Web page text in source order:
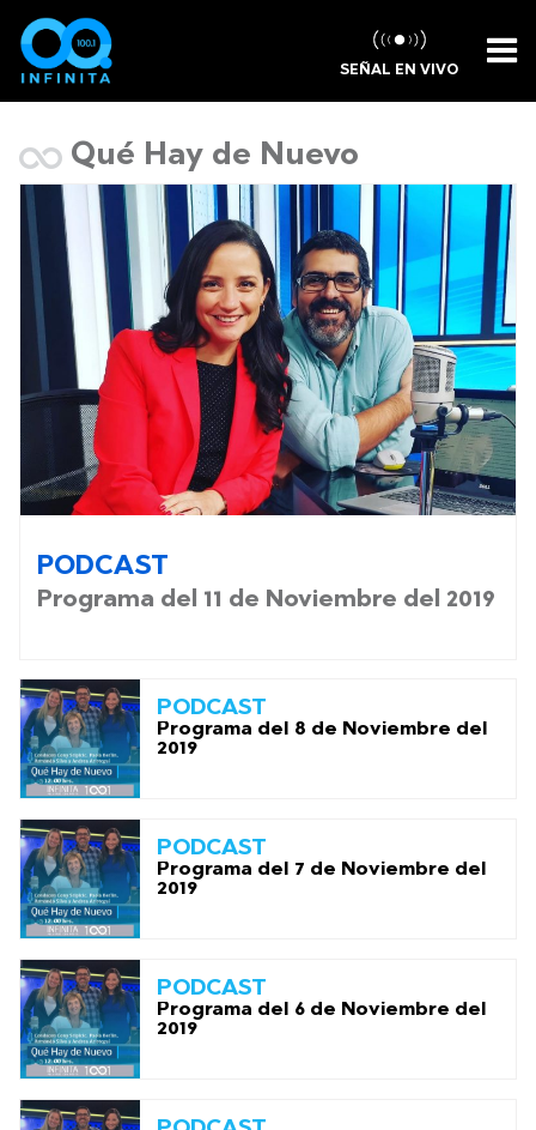
SEÑAL EN VIVO
Qué Hay de Nuevo
PODCAST
Programa del 11 de Noviembre del 2019
PODCAST
Programa del 8 de Noviembre del
2019
PODCAST
Programa del 7 de Noviembre del
2019
PODCAST
Programa del 6 de Noviembre del
2019